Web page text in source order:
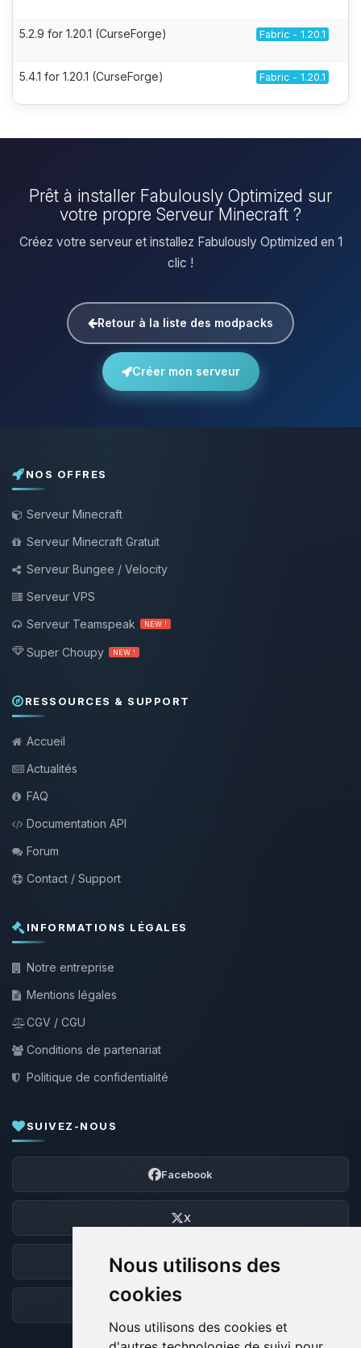
Nous utilisons des
cookies
Nous utilisons des cookies et
5.2.9 for 1.20.1 (CurseForge) Fabric - 1.20.1
5.4.1 for 1.20.1 (CurseForge) Fabric - 1.20.1
Prêt à installer Fabulously Optimized sur
votre propre Serveur Minecraft ?
Créez votre serveur et installez Fabulously Optimized en 1
clic !
Retour à la liste des modpacks
Créer mon serveur
NOS OFFRES
Serveur Minecraft
Serveur Minecraft Gratuit
Serveur Bungee / Velocity
Serveur VPS
Serveur Teamspeak
NEW !
Super Choupy NEW !
RESSOURCES & SUPPORT
Accueil
Actualités
FAQ
Documentation API
Forum
Contact / Support
INFORMATIONS LÉGALES
Notre entreprise
Mentions légales
CGV / CGU
Conditions de partenariat
Politique de confidentialité
SUIVEZ-NOUS
Facebook
X
Discord
Forum